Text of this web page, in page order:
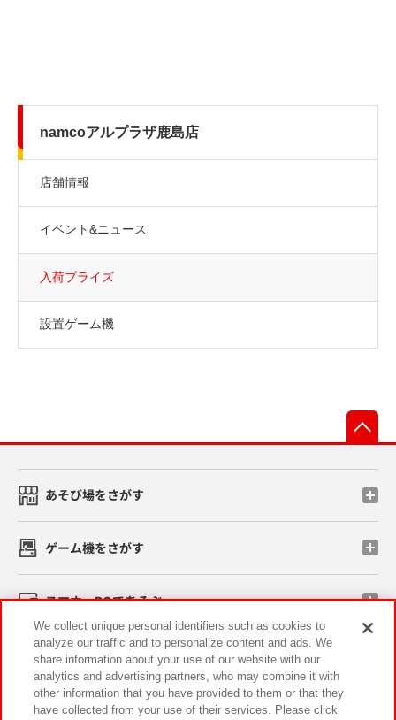
namcoアルプラザ鹿島店
店舗情報
イベント&ニュース
入荷プライズ
設置ゲーム機
あそび場をさがす
ゲーム機をさがす
スマホ・PCであそぶ
イベント・キャンペーン
We collect unique personal identifiers such as cookies to
analyze our traffic and to personalize content and ads. We
share information about your use of our website with our
analytics and advertising partners, who may combine it with
other information that you have provided to them or that they
have collected from your use of their services. Please click